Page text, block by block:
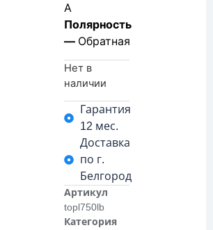
А
Полярность
— Обратная
Нет в
наличии
Гарантия
12 мес.
Доставка
по г.
Белгород
Артикул
topl750lb
Категория